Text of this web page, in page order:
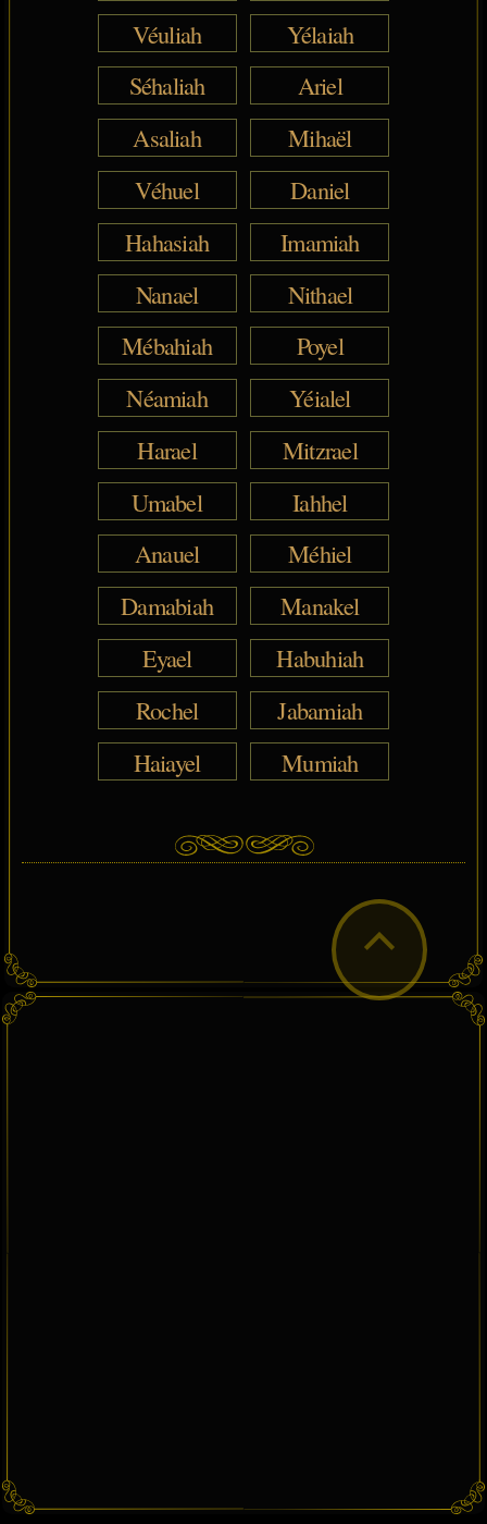
Véuliah
Yélaiah
Séhaliah
Ariel
Asaliah
Mihaël
Véhuel
Daniel
Hahasiah
Imamiah
Nanael
Nithael
Mébahiah
Poyel
Néamiah
Yéialel
Harael
Mitzrael
Umabel
Iahhel
Anauel
Méhiel
Damabiah
Manakel
Eyael
Habuhiah
Rochel
Jabamiah
Haiayel
Mumiah